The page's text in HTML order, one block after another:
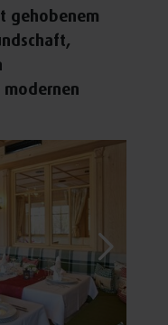
gehobenem
modernen